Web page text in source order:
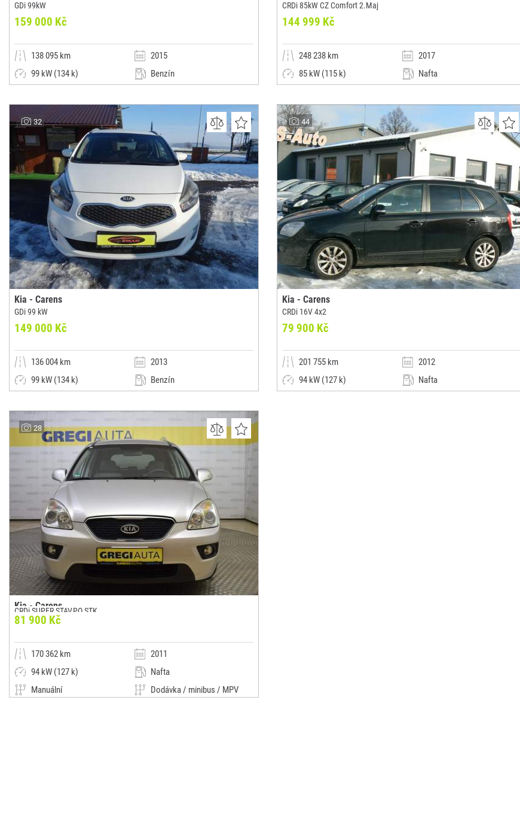
GDi 99kW
159 000 Kč
138 095 km
2015
99 kW (134 k)
Benzín
JoLaCar Liberec, s.r.o.
Stráž nad Nisou
(0x)
CRDi 85kW CZ Comfort 2.Maj
144 999 Kč
248 238 km
2017
85 kW (115 k)
Nafta
AUTOCENTRUM DAVO CAR
Olbramovice u Votic
(0x)
32
Kia - Carens
GDi 99 kW
149 000 Kč
136 004 km
2013
99 kW (134 k)
Benzín
AUTO KOLAJE
Kolaje u Poděbrad
(0x)
44
Kia - Carens
CRDi 16V 4x2
79 900 Kč
201 755 km
2012
94 kW (127 k)
Nafta
28
Kia - Carens
CRDi SUPER STAV,PO STK
81 900 Kč
170 362 km
2011
94 kW (127 k)
Nafta
Manuální
Dodávka / minibus / MPV